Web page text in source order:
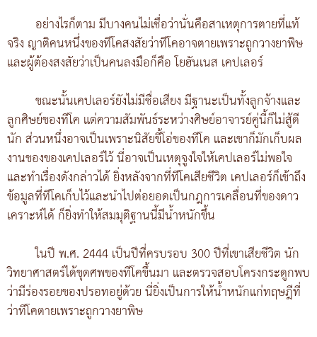
อย่างไรก็ตาม มีบางคนไม่เชื่อว่านั่นคือสาเหตุการตายที่แท้
จริง ญาติคนหนึ่งของทีโคสงสัยว่าทีโคอาจตายเพราะถูกวางยาพิษ
และผู้ต้องสงสัยว่าเป็นคนลงมือก็คือ โยฮันเนส เคปเลอร์
ขณะนั้นเคปเลอร์ยังไม่มีชื่อเสียง มีฐานะเป็นทั้งลูกจ้างและ
ลูกศิษย์ของทีโค แต่ความสัมพันธ์ระหว่างศิษย์อาจารย์คู่นี้ก็ไม่สู้ดี
นัก ส่วนหนึ่งอาจเป็นเพราะนิสัยขี้โอ่ของทีโค และเขาก็มักเก็บผล
งานของของเคปเลอร์ไว้ นี่อาจเป็นเหตุจูงใจให้เคปเลอร์ไม่พอใจ
และทำเรื่องดังกล่าวได้ ยิ่งหลังจากที่ทีโคเสียชีวิต เคปเลอร์ก็เข้าถึง
ข้อมูลที่ทีโคเก็บไว้และนำไปต่อยอดเป็นกฎการเคลื่อนที่ของดาว
เคราะห์ได้ ก็ยิ่งทำให้สมมุติฐานนี้มีน้ำหนักขึ้น
ในปี พ.ศ. 2444 เป็นปีที่ครบรอบ 300 ปีที่เขาเสียชีวิต นัก
วิทยาศาสตร์ได้ขุดศพของทีโคขึ้นมา และตรวจสอบโครงกระดูกพบ
ว่ามีร่องรอยของปรอทอยู่ด้วย นี่ยิ่งเป็นการให้น้ำหนักแก่ทฤษฎีที่
ว่าทีโคตายเพราะถูกวางยาพิษ